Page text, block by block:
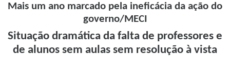
Mais um ano marcado pela ineficácia da ação do
governo/MECI
Situação dramática da falta de professores e
de alunos sem aulas sem resolução à vista